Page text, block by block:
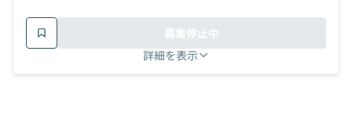
詳細を表示
募集停止中